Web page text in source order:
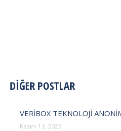
POST
DİĞER POSTLAR
VERİBOX TEKNOLOJİ
Kasım 13, 2025